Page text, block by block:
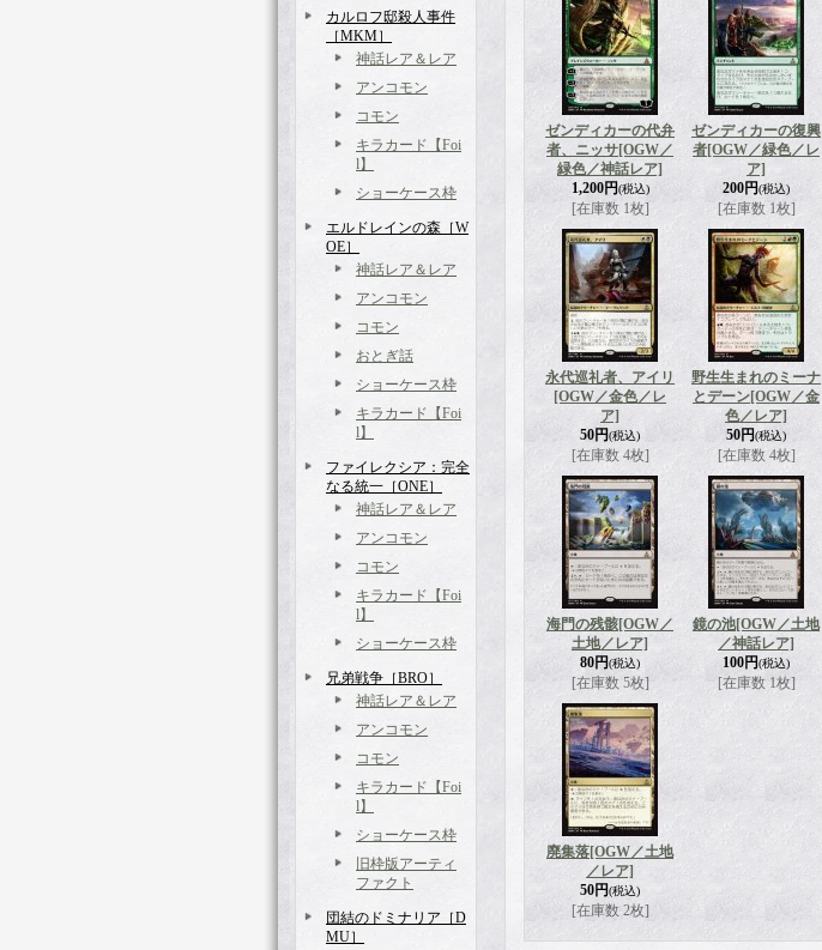
カルロフ邸殺人事件
［MKM］
神話レア＆レア
アンコモン
コモン
キラカード【Foi
l】
ショーケース枠
エルドレインの森［W
OE］
神話レア＆レア
アンコモン
コモン
おとぎ話
ショーケース枠
キラカード【Foi
l】
ファイレクシア：完全
なる統一［ONE］
神話レア＆レア
アンコモン
コモン
キラカード【Foi
l】
ショーケース枠
兄弟戦争［BRO］
神話レア＆レア
アンコモン
コモン
キラカード【Foi
l】
ショーケース枠
旧枠版アーティ
ファクト
団結のドミナリア［D
MU］
ゼンディカーの代弁
者、ニッサ[OGW／
緑色／神話レア]
1,200円(税込)
[在庫数 1枚]
ゼンディカーの復興
者[OGW／緑色／レ
ア]
200円(税込)
[在庫数 1枚]
永代巡礼者、アイリ
[OGW／金色／レ
ア]
50円(税込)
[在庫数 4枚]
野生生まれのミーナ
とデーン[OGW／金
色／レア]
50円(税込)
[在庫数 4枚]
海門の残骸[OGW／
土地／レア]
80円(税込)
[在庫数 5枚]
鏡の池[OGW／土地
／神話レア]
100円(税込)
[在庫数 1枚]
廃集落[OGW／土地
／レア]
50円(税込)
[在庫数 2枚]